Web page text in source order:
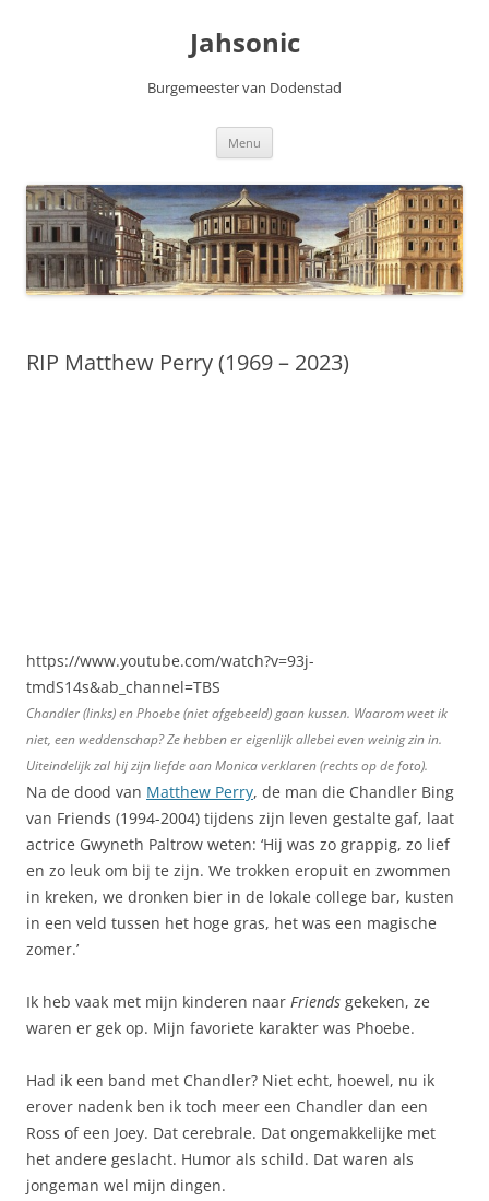
Jahsonic
Burgemeester van Dodenstad
Menu
RIP Matthew Perry (1969 – 2023)
https://www.youtube.com/watch?v=93j-
tmdS14s&ab_channel=TBS
Chandler (links) en Phoebe (niet afgebeeld) gaan kussen. Waarom weet ik
niet, een weddenschap? Ze hebben er eigenlijk allebei even weinig zin in.
Uiteindelijk zal hij zijn liefde aan Monica verklaren (rechts op de foto).
Na de dood van Matthew Perry, de man die Chandler Bing
van Friends (1994-2004) tijdens zijn leven gestalte gaf, laat
actrice Gwyneth Paltrow weten: ‘Hij was zo grappig, zo lief
en zo leuk om bij te zijn. We trokken eropuit en zwommen
in kreken, we dronken bier in de lokale college bar, kusten
in een veld tussen het hoge gras, het was een magische
zomer.’
Ik heb vaak met mijn kinderen naar Friends gekeken, ze
waren er gek op. Mijn favoriete karakter was Phoebe.
Had ik een band met Chandler? Niet echt, hoewel, nu ik
erover nadenk ben ik toch meer een Chandler dan een
Ross of een Joey. Dat cerebrale. Dat ongemakkelijke met
het andere geslacht. Humor als schild. Dat waren als
jongeman wel mijn dingen.